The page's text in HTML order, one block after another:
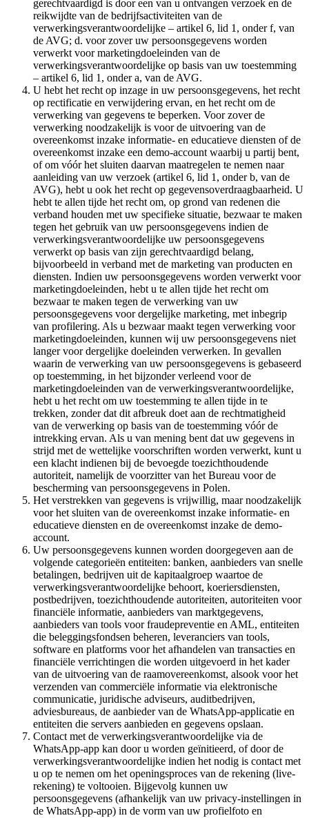
gerechtvaardigd is door een van u ontvangen verzoek en de
reikwijdte van de bedrijfsactiviteiten van de
verwerkingsverantwoordelijke – artikel 6, lid 1, onder f, van
de AVG; d. voor zover uw persoonsgegevens worden
verwerkt voor marketingdoeleinden van de
verwerkingsverantwoordelijke op basis van uw toestemming
– artikel 6, lid 1, onder a, van de AVG.
U hebt het recht op inzage in uw persoonsgegevens, het recht
op rectificatie en verwijdering ervan, en het recht om de
verwerking van gegevens te beperken. Voor zover de
verwerking noodzakelijk is voor de uitvoering van de
overeenkomst inzake informatie- en educatieve diensten of de
overeenkomst inzake een demo-account waarbij u partij bent,
of om vóór het sluiten daarvan maatregelen te nemen naar
aanleiding van uw verzoek (artikel 6, lid 1, onder b, van de
AVG), hebt u ook het recht op gegevensoverdraagbaarheid. U
hebt te allen tijde het recht om, op grond van redenen die
verband houden met uw specifieke situatie, bezwaar te maken
tegen het gebruik van uw persoonsgegevens indien de
verwerkingsverantwoordelijke uw persoonsgegevens
verwerkt op basis van zijn gerechtvaardigd belang,
bijvoorbeeld in verband met de marketing van producten en
diensten. Indien uw persoonsgegevens worden verwerkt voor
marketingdoeleinden, hebt u te allen tijde het recht om
bezwaar te maken tegen de verwerking van uw
persoonsgegevens voor dergelijke marketing, met inbegrip
van profilering. Als u bezwaar maakt tegen verwerking voor
marketingdoeleinden, kunnen wij uw persoonsgegevens niet
langer voor dergelijke doeleinden verwerken. In gevallen
waarin de verwerking van uw persoonsgegevens is gebaseerd
op toestemming, in het bijzonder verleend voor de
marketingdoeleinden van de verwerkingsverantwoordelijke,
hebt u het recht om uw toestemming te allen tijde in te
trekken, zonder dat dit afbreuk doet aan de rechtmatigheid
van de verwerking op basis van de toestemming vóór de
intrekking ervan. Als u van mening bent dat uw gegevens in
strijd met de wettelijke voorschriften worden verwerkt, kunt u
een klacht indienen bij de bevoegde toezichthoudende
autoriteit, namelijk de voorzitter van het Bureau voor de
bescherming van persoonsgegevens in Polen.
Het verstrekken van gegevens is vrijwillig, maar noodzakelijk
voor het sluiten van de overeenkomst inzake informatie- en
educatieve diensten en de overeenkomst inzake de demo-
account.
Uw persoonsgegevens kunnen worden doorgegeven aan de
volgende categorieën entiteiten: banken, aanbieders van snelle
betalingen, bedrijven uit de kapitaalgroep waartoe de
verwerkingsverantwoordelijke behoort, koeriersdiensten,
postbedrijven, toezichthoudende autoriteiten, autoriteiten voor
financiële informatie, aanbieders van marktgegevens,
aanbieders van tools voor fraudepreventie en AML, entiteiten
die beleggingsfondsen beheren, leveranciers van tools,
software en platforms voor het afhandelen van transacties en
financiële verrichtingen die worden uitgevoerd in het kader
van de uitvoering van de raamovereenkomst, alsook voor het
verzenden van commerciële informatie via elektronische
communicatie, juridische adviseurs, auditbedrijven,
adviesbureaus, de aanbieder van de WhatsApp-applicatie en
entiteiten die servers aanbieden en gegevens opslaan.
Contact met de verwerkingsverantwoordelijke via de
WhatsApp-app kan door u worden geïnitieerd, of door de
verwerkingsverantwoordelijke indien het nodig is contact met
u op te nemen om het openingsproces van de rekening (live-
rekening) te voltooien. Bijgevolg kunnen uw
persoonsgegevens (afhankelijk van uw privacy-instellingen in
de WhatsApp-app) in de vorm van uw profielfoto en